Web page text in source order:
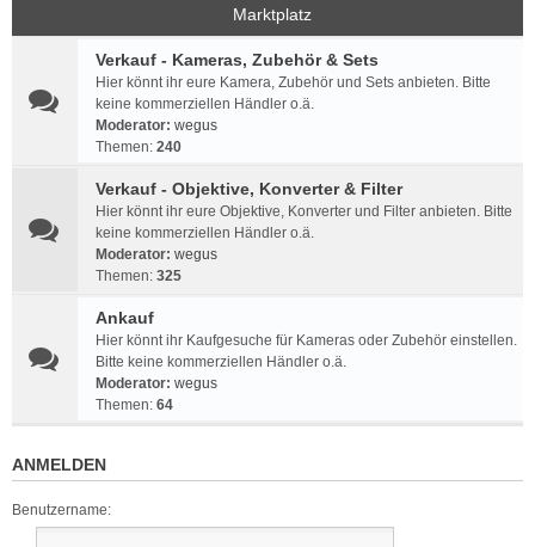
Marktplatz
Verkauf - Kameras, Zubehör & Sets
Hier könnt ihr eure Kamera, Zubehör und Sets anbieten. Bitte
keine kommerziellen Händler o.ä.
Moderator: wegus
Themen: 240
Verkauf - Objektive, Konverter & Filter
Hier könnt ihr eure Objektive, Konverter und Filter anbieten. Bitte
keine kommerziellen Händler o.ä.
Moderator: wegus
Themen: 325
Ankauf
Hier könnt ihr Kaufgesuche für Kameras oder Zubehör einstellen.
Bitte keine kommerziellen Händler o.ä.
Moderator: wegus
Themen: 64
ANMELDEN
Benutzername: